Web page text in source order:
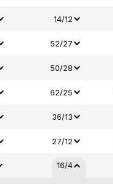
14/12
52/27
50/28
62/25
36/13
27/12
16/4